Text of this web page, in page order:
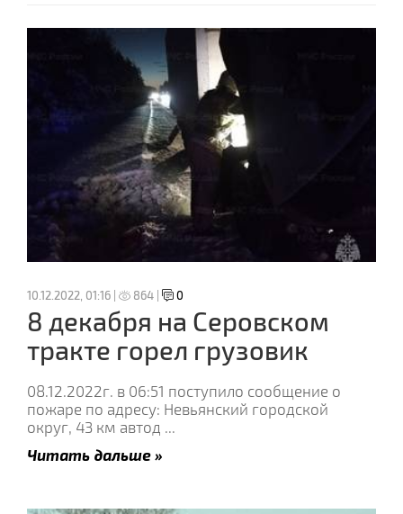
10.12.2022, 01:16 | 864 | 0
8 декабря на Серовском
тракте горел грузовик
08.12.2022г. в 06:51 поступило сообщение о
пожаре по адресу: Невьянский городской
округ, 43 км автод ...
Читать дальше »